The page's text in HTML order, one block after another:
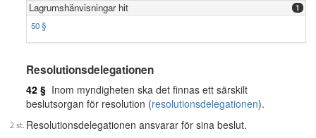
Lagrumshänvisningar hit 1
50 §
Resolutionsdelegationen
42 § Inom myndigheten ska det finnas ett särskilt
beslutsorgan för resolution (resolutionsdelegationen).
Resolutionsdelegationen ansvarar för sina beslut.